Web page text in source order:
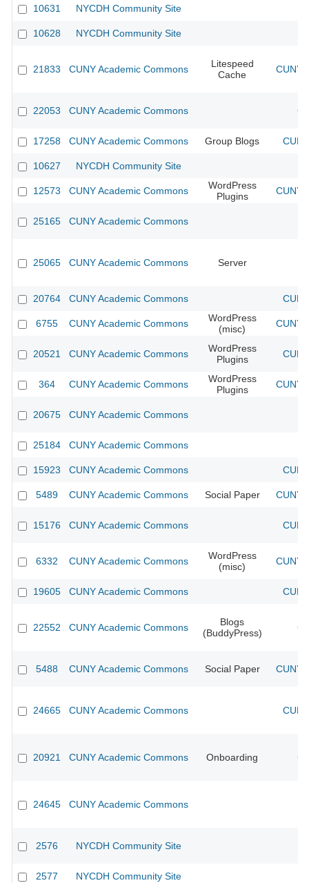
10631 NYCDH Community Site
10628 NYCDH Community Site
21833 CUNY Academic Commons
Litespeed
Cache
CUNY
22053 CUNY Academic Commons
17258 CUNY Academic Commons Group Blogs
10627 NYCDH Community Site
12573 CUNY Academic Commons
WordPress
Plugins
CUNY
25165 CUNY Academic Commons
25065 CUNY Academic Commons Server
20764 CUNY Academic Commons
6755 CUNY Academic Commons
WordPress
(misc)
CUNY
20521 CUNY Academic Commons
WordPress
Plugins
364 CUNY Academic Commons
WordPress
Plugins
CUNY
20675 CUNY Academic Commons
25184 CUNY Academic Commons
15923 CUNY Academic Commons
5489 CUNY Academic Commons Social Paper CUNY
15176 CUNY Academic Commons
6332 CUNY Academic Commons
WordPress
(misc)
CUNY
19605 CUNY Academic Commons
22552 CUNY Academic Commons
Blogs
(BuddyPress)
5488 CUNY Academic Commons Social Paper CUNY
24665 CUNY Academic Commons
20921 CUNY Academic Commons Onboarding
24645 CUNY Academic Commons
2576 NYCDH Community Site
2577 NYCDH Community Site